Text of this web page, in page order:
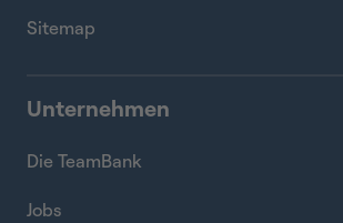
Sitemap
Unternehmen
Die TeamBank
Jobs